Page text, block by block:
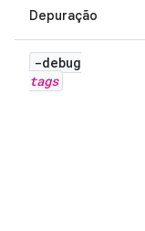
Depuração
-debug
tags